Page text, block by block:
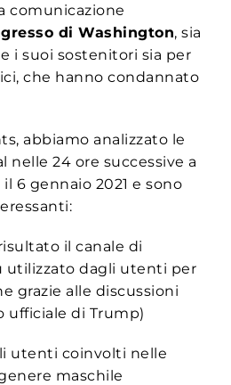
comunicazione
di Washington, sia
i suoi sostenitori sia per
che hanno condannato
abbiamo analizzato le
nelle 24 ore successive a
6 gennaio 2021 e sono
il canale di
utilizzato dagli utenti per
grazie alle discussioni
ufficiale di Trump)
utenti coinvolti nelle
maschile